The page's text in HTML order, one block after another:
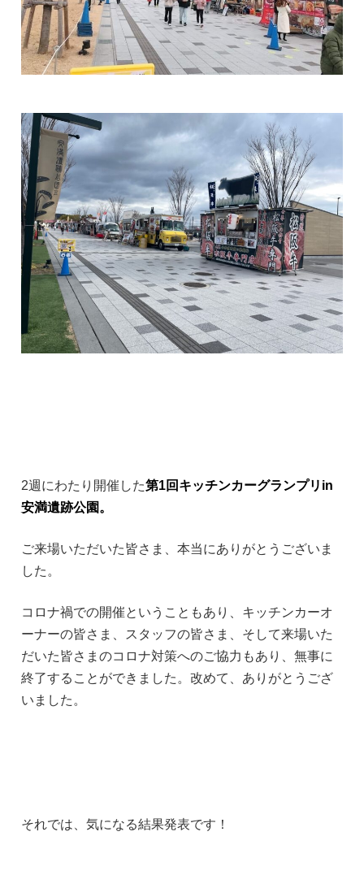
2週にわたり開催した第1回キッチンカーグランプリin
安満遺跡公園。
ご来場いただいた皆さま、本当にありがとうございま
した。
コロナ禍での開催ということもあり、キッチンカーオ
ーナーの皆さま、スタッフの皆さま、そして来場いた
だいた皆さまのコロナ対策へのご協力もあり、無事に
終了することができました。改めて、ありがとうござ
いました。
それでは、気になる結果発表です！